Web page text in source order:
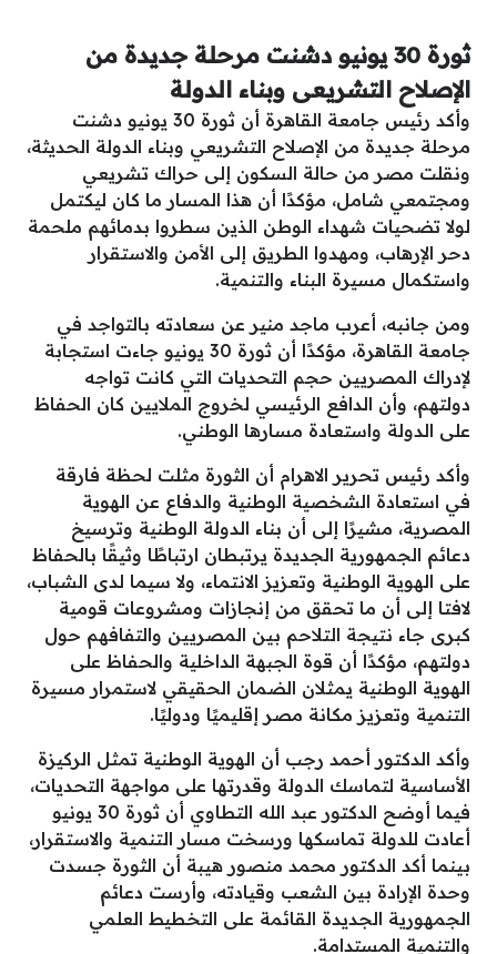
ثورة 30 يونيو دشنت مرحلة جديدة من
الإصلاح التشريعى وبناء الدولة
وأكد رئيس جامعة القاهرة أن ثورة 30 يونيو دشنت
مرحلة جديدة من الإصلاح التشريعي وبناء الدولة الحديثة،
ونقلت مصر من حالة السكون إلى حراك تشريعي
ومجتمعي شامل، مؤكدًا أن هذا المسار ما كان ليكتمل
لولا تضحيات شهداء الوطن الذين سطروا بدمائهم ملحمة
دحر الإرهاب، ومهدوا الطريق إلى الأمن والاستقرار
واستكمال مسيرة البناء والتنمية.
ومن جانبه، أعرب ماجد منير عن سعادته بالتواجد في
جامعة القاهرة، مؤكدًا أن ثورة 30 يونيو جاءت استجابة
لإدراك المصريين حجم التحديات التي كانت تواجه
دولتهم، وأن الدافع الرئيسي لخروج الملايين كان الحفاظ
على الدولة واستعادة مسارها الوطني.
وأكد رئيس تحرير الاهرام أن الثورة مثلت لحظة فارقة
في استعادة الشخصية الوطنية والدفاع عن الهوية
المصرية، مشيرًا إلى أن بناء الدولة الوطنية وترسيخ
دعائم الجمهورية الجديدة يرتبطان ارتباطًا وثيقًا بالحفاظ
على الهوية الوطنية وتعزيز الانتماء، ولا سيما لدى الشباب،
لافتا إلى أن ما تحقق من إنجازات ومشروعات قومية
كبرى جاء نتيجة التلاحم بين المصريين والتفافهم حول
دولتهم، مؤكدًا أن قوة الجبهة الداخلية والحفاظ على
الهوية الوطنية يمثلان الضمان الحقيقي لاستمرار مسيرة
التنمية وتعزيز مكانة مصر إقليميًا ودوليًا.
وأكد الدكتور أحمد رجب أن الهوية الوطنية تمثل الركيزة
الأساسية لتماسك الدولة وقدرتها على مواجهة التحديات،
فيما أوضح الدكتور عبد الله التطاوي أن ثورة 30 يونيو
أعادت للدولة تماسكها ورسخت مسار التنمية والاستقرار،
بينما أكد الدكتور محمد منصور هيبة أن الثورة جسدت
وحدة الإرادة بين الشعب وقيادته، وأرست دعائم
الجمهورية الجديدة القائمة على التخطيط العلمي
والتنمية المستدامة.